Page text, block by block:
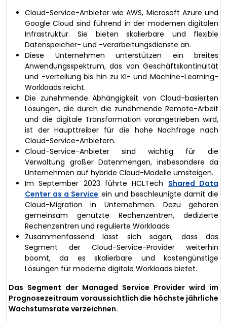
Cloud-Service-Anbieter wie AWS, Microsoft Azure und
Google Cloud sind führend in der modernen digitalen
Infrastruktur. Sie bieten skalierbare und flexible
Datenspeicher- und -verarbeitungsdienste an.
Diese Unternehmen unterstützen ein breites
Anwendungsspektrum, das von Geschäftskontinuität
und -verteilung bis hin zu KI- und Machine-Learning-
Workloads reicht.
Die zunehmende Abhängigkeit von Cloud-basierten
Lösungen, die durch die zunehmende Remote-Arbeit
und die digitale Transformation vorangetrieben wird,
ist der Haupttreiber für die hohe Nachfrage nach
Cloud-Service-Anbietern.
Cloud-Service-Anbieter sind wichtig für die
Verwaltung großer Datenmengen, insbesondere da
Unternehmen auf hybride Cloud-Modelle umsteigen.
Im September 2023 führte HCLTech Shared Data
Center as a Service ein und beschleunigte damit die
Cloud-Migration in Unternehmen. Dazu gehören
gemeinsam genutzte Rechenzentren, dedizierte
Rechenzentren und regulierte Workloads.
Zusammenfassend lässt sich sagen, dass das
Segment der Cloud-Service-Provider weiterhin
boomt, da es skalierbare und kostengünstige
Lösungen für moderne digitale Workloads bietet.
Das Segment der Managed Service Provider wird im
Prognosezeitraum voraussichtlich die höchste jährliche
Wachstumsrate verzeichnen.